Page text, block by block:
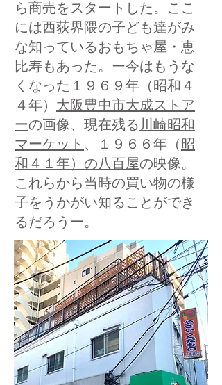
ら商売をスタートした。ここ
には西荻界隈の子ども達がみ
な知っているおもちゃ屋・恵
比寿もあった。ー今はもうな
くなった１９６９年（昭和４
４年） 大阪豊中市大成ストア
ーの画像、現在残る川崎昭和
マーケット、１９６６年（昭
和４１年）の八百屋の映像。
これらから当時の買い物の様
子をうかがい知ることができ
るだろうー。